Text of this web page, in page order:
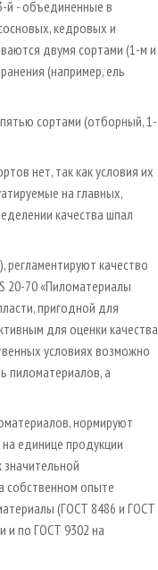
й - объединенные в
кедровых и
двумя сортами (1­-м и
(например, ель
сортами (отборный, 1­-
нет, так как условия их
на главных,
качества шпал
качество
20­-70 «Пиломатериалы
пригодной для
для оценки качества
условиях возможно
пиломатериалов, а
нормируют
единице продукции
собственном опыте
(ГОСТ 8486 и ГОСТ
и по ГОСТ 9302 на